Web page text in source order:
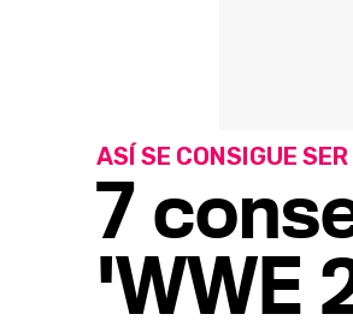
7
'WWE
ASÍ SE CONSIGUE